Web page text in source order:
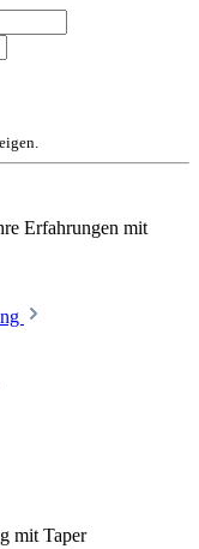
Erfahrungen mit